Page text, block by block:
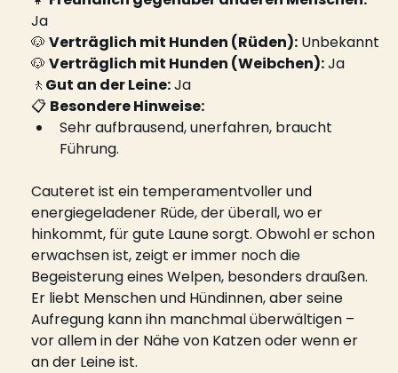
Ja
🐶 Verträglich mit Hunden (Rüden): Unbekannt
🐶 Verträglich mit Hunden (Weibchen): Ja
🚶 Gut an der Leine: Ja
📋 Besondere Hinweise:
Sehr aufbrausend, unerfahren, braucht
Führung.
Cauteret ist ein temperamentvoller und
energiegeladener Rüde, der überall, wo er
hinkommt, für gute Laune sorgt. Obwohl er schon
erwachsen ist, zeigt er immer noch die
Begeisterung eines Welpen, besonders draußen.
Er liebt Menschen und Hündinnen, aber seine
Aufregung kann ihn manchmal überwältigen –
vor allem in der Nähe von Katzen oder wenn er
an der Leine ist.